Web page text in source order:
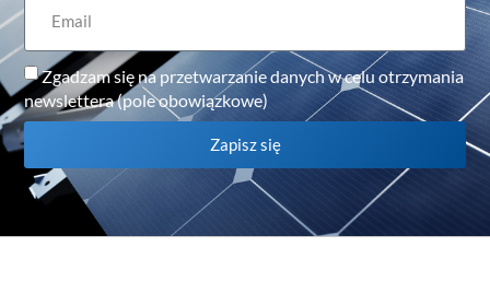
Zgadzam się na przetwarzanie danych w celu otrzymania
newslettera (pole obowiązkowe)
Zapisz się